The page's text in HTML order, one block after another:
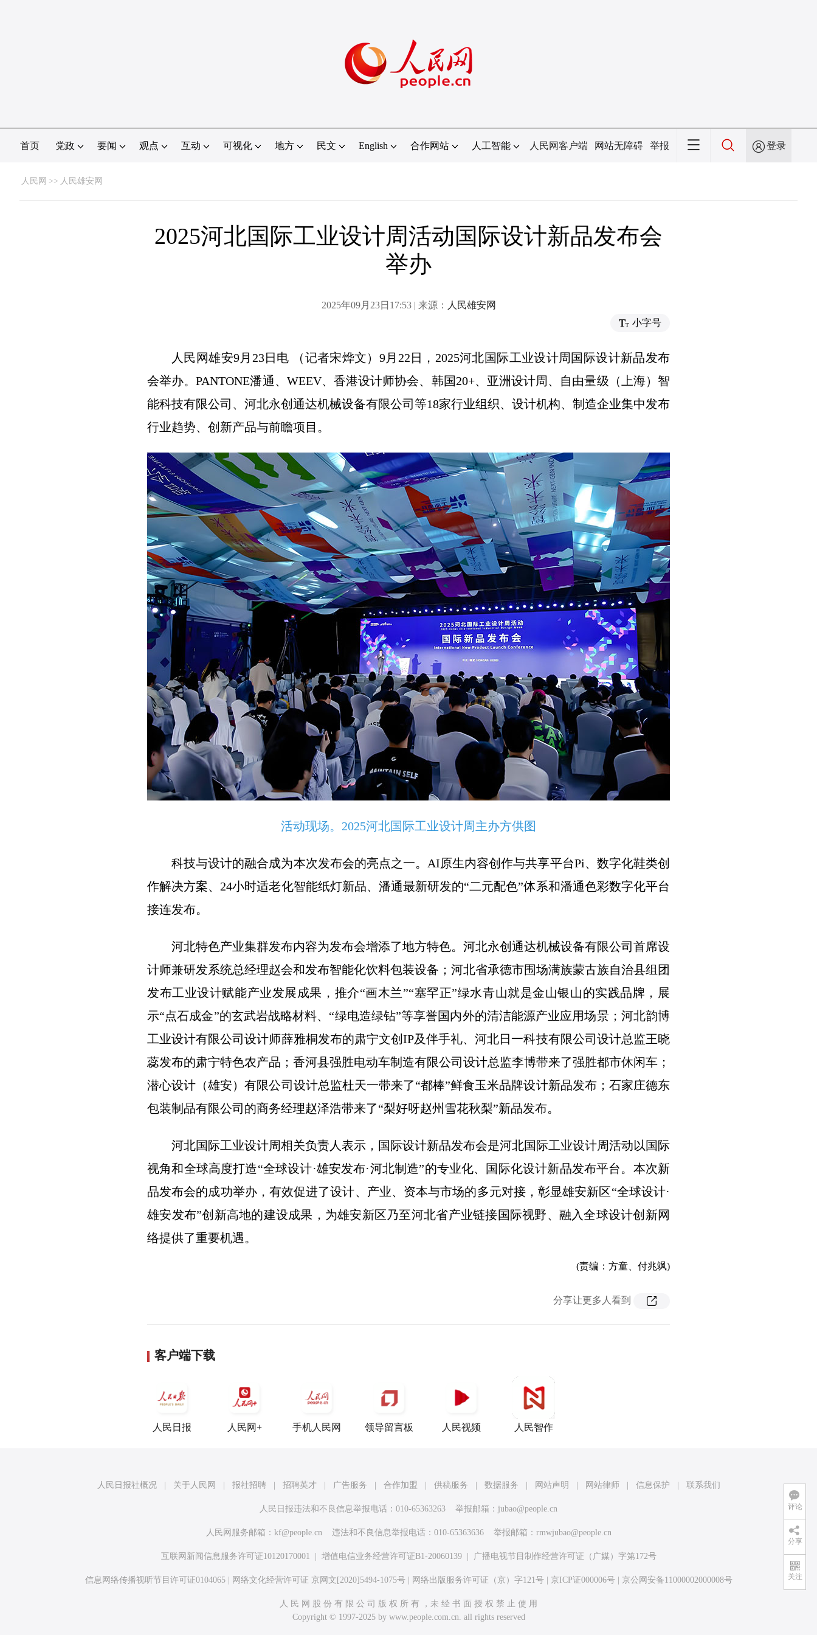
首页 党政 要闻 观点 互动 可视化 地方 民文 English 合作网站 人工智能 人民网客户端 网站无障碍 举报 登录
人民网 >> 人民雄安网
2025河北国际工业设计周活动国际设计新品发布会
举办
2025年09月23日17:53 | 来源： 人民雄安网
小字号
人民网雄安9月23日电 （记者宋烨文）9月22日，2025河北国际工业设计周国际设计新品发布
会举办。PANTONE潘通、WEEV、香港设计师协会、韩国20+、亚洲设计周、自由量级（上海）智
能科技有限公司、河北永创通达机械设备有限公司等18家行业组织、设计机构、制造企业集中发布
行业趋势、创新产品与前瞻项目。
活动现场。2025河北国际工业设计周主办方供图
科技与设计的融合成为本次发布会的亮点之一。AI原生内容创作与共享平台Pi、数字化鞋类创
作解决方案、24小时适老化智能纸灯新品、潘通最新研发的“二元配色”体系和潘通色彩数字化平台
接连发布。
河北特色产业集群发布内容为发布会增添了地方特色。河北永创通达机械设备有限公司首席设
计师兼研发系统总经理赵会和发布智能化饮料包装设备；河北省承德市围场满族蒙古族自治县组团
发布工业设计赋能产业发展成果，推介“画木兰”“塞罕正”绿水青山就是金山银山的实践品牌，展
示“点石成金”的玄武岩战略材料、“绿电造绿钻”等享誉国内外的清洁能源产业应用场景；河北韵博
工业设计有限公司设计师薛雅桐发布的肃宁文创IP及伴手礼、河北日一科技有限公司设计总监王晓
蕊发布的肃宁特色农产品；香河县强胜电动车制造有限公司设计总监李博带来了强胜都市休闲车；
潜心设计（雄安）有限公司设计总监杜天一带来了“都棒”鲜食玉米品牌设计新品发布；石家庄德东
包装制品有限公司的商务经理赵泽浩带来了“梨好呀赵州雪花秋梨”新品发布。
河北国际工业设计周相关负责人表示，国际设计新品发布会是河北国际工业设计周活动以国际
视角和全球高度打造“全球设计·雄安发布·河北制造”的专业化、国际化设计新品发布平台。本次新
品发布会的成功举办，有效促进了设计、产业、资本与市场的多元对接，彰显雄安新区“全球设计·
雄安发布”创新高地的建设成果，为雄安新区乃至河北省产业链接国际视野、融入全球设计创新网
络提供了重要机遇。
(责编：方童、付兆飒)
分享让更多人看到
客户端下载
人民日报 人民网+ 手机人民网 领导留言板 人民视频 人民智作
人民日报社概况 关于人民网 报社招聘 招聘英才 广告服务 合作加盟 供稿服务 数据服务 网站声明 网站律师 信息保护 联系我们
人民日报违法和不良信息举报电话：010-65363263 举报邮箱： jubao@people.cn
人民网服务邮箱： kf@people.cn违法和不良信息举报电话：010-65363636 举报邮箱： rmwjubao@people.cn
互联网新闻信息服务许可证10120170001 增值电信业务经营许可证B1-20060139| 广播电视节目制作经营许可证（广媒）字第172号
信息网络传播视听节目许可证0104065| 网络文化经营许可证 京网文[2020]5494-1075号| 网络出版服务许可证（京）字121号| 京ICP证000006号| 京公网安备11000002000008号
人 民 网 股 份 有 限 公 司 版 权 所 有 ，未 经 书 面 授 权 禁 止 使 用
Copyright © 1997-2025 by www.people.com.cn. all rights reserved
评论
分享
关注